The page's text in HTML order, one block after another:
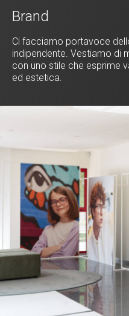
Brand
Ci facciamo portavoce
indipendente. Vestiamo di
con uno stile che esprime
ed estetica.